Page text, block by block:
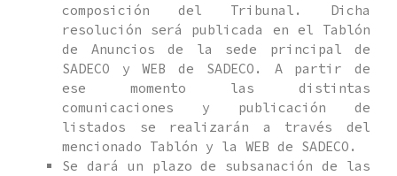
composición del Tribunal. Dicha
resolución será publicada en el Tablón
de Anuncios de la sede principal de
SADECO y WEB de SADECO. A partir de
ese momento las distintas
comunicaciones y publicación de
listados se realizarán a través del
mencionado Tablón y la WEB de SADECO.
Se dará un plazo de subsanación de las